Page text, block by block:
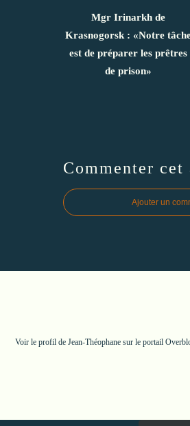
Mgr Irinarkh de
Krasnogorsk : «Notre
est de préparer les prêtres
de prison»
Commenter
Ajouter un
Voir le profil de Jean-Théophane sur le portail